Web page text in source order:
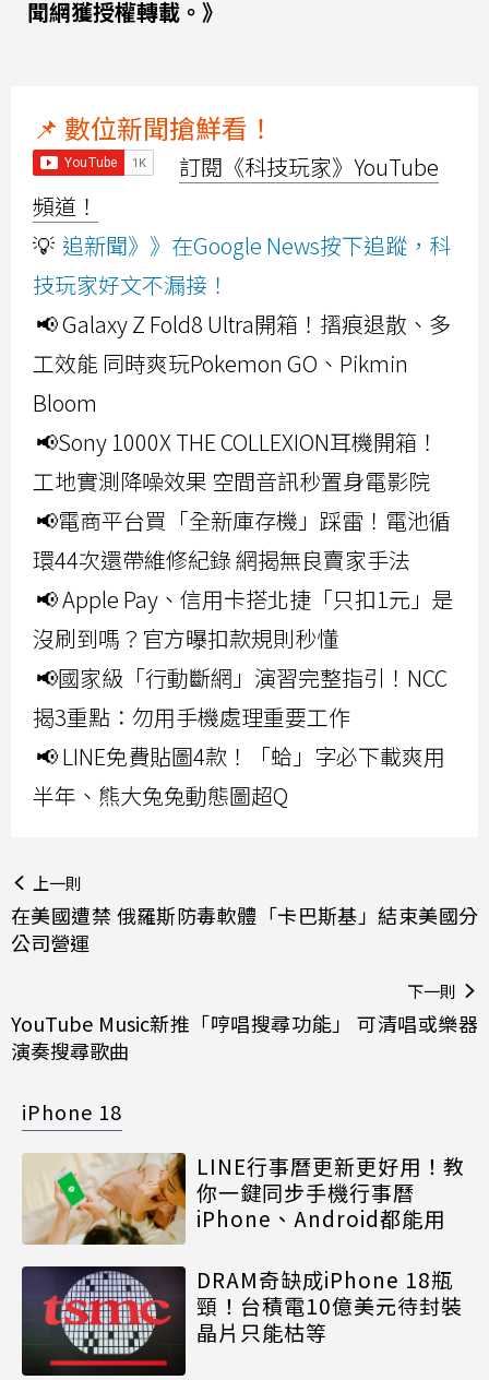
聞網獲授權轉載。》
📌 數位新聞搶鮮看！
訂閱《科技玩家》YouTube
頻道！
💡 追新聞》》在Google News按下追蹤，科
技玩家好文不漏接！
📢 Galaxy Z Fold8 Ultra開箱！摺痕退散、多
工效能 同時爽玩Pokemon GO、Pikmin
Bloom
📢Sony 1000X THE COLLEXION耳機開箱！
工地實測降噪效果 空間音訊秒置身電影院
📢電商平台買「全新庫存機」踩雷！電池循
環44次還帶維修紀錄 網揭無良賣家手法
📢 Apple Pay、信用卡搭北捷「只扣1元」是
沒刷到嗎？官方曝扣款規則秒懂
📢國家級「行動斷網」演習完整指引！NCC
揭3重點：勿用手機處理重要工作
📢 LINE免費貼圖4款！「蛤」字必下載爽用
半年、熊大兔兔動態圖超Q
上一則
在美國遭禁 俄羅斯防毒軟體「卡巴斯基」結束美國分
公司營運
下一則
YouTube Music新推「哼唱搜尋功能」 可清唱或樂器
演奏搜尋歌曲
iPhone 18
LINE行事曆更新更好用！教
你一鍵同步手機行事曆
iPhone、Android都能用
DRAM奇缺成iPhone 18瓶
頸！台積電10億美元待封裝
晶片只能枯等